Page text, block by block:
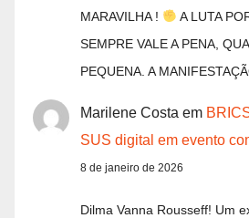
MARAVILHA !
A LUTA
SEMPRE VALE A PENA,
PEQUENA. A
Marilene Costa em
SUS digital em evento
8 de janeiro de 2026
Dilma Vanna Rousseff! Um